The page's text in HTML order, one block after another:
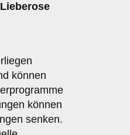
können
können
senken.